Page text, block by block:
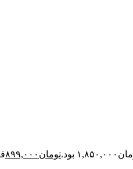
بود. تومان ۸۹۹,۰۰۰